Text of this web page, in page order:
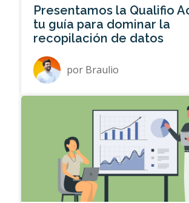
Presentamos la Qualifio
tu guía para dominar la
recopilación de datos
por Braulio